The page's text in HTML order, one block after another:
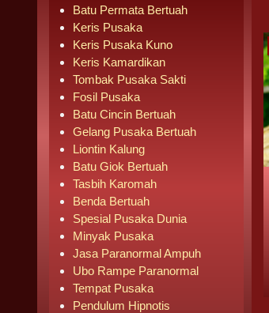
Batu Permata Bertuah
Keris Pusaka
Keris Pusaka Kuno
Keris Kamardikan
Tombak Pusaka Sakti
Fosil Pusaka
Batu Cincin Bertuah
Gelang Pusaka Bertuah
Liontin Kalung
Batu Giok Bertuah
Tasbih Karomah
Benda Bertuah
Spesial Pusaka Dunia
Minyak Pusaka
Jasa Paranormal Ampuh
Ubo Rampe Paranormal
Tempat Pusaka
Pendulum Hipnotis